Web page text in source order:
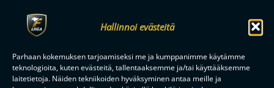
Hallinnoi evästeitä
Parhaan kokemuksen tarjoamiseksi me ja kumppanimme käytämme
teknologioita, kuten evästeitä, tallentaaksemme ja/tai käyttääksemme
laitetietoja. Näiden tekniikoiden hyväksyminen antaa meille ja
F-LIIGAN KUMPPANIT